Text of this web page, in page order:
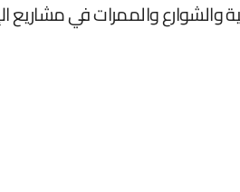
والشوارع والممرات في مشاريع